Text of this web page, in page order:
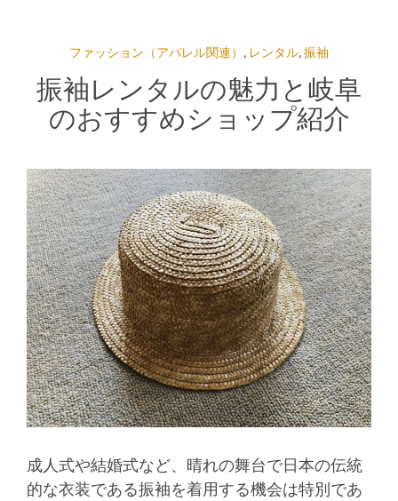
ファッション（アパレル関連） , レンタル,振袖
振袖レンタルの魅力と岐阜
のおすすめショップ紹介
成人式や結婚式など、晴れの舞台で日本の伝統
的な衣装である振袖を着用する機会は特別であ